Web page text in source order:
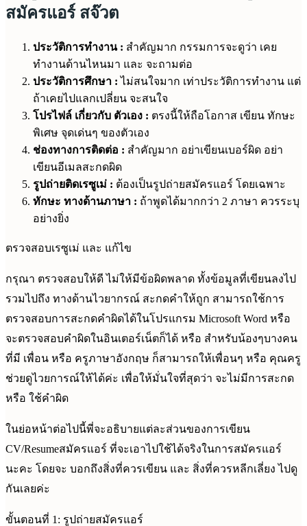
สมัครแอร์ สจ๊วต
ประวัติการทำงาน : สำคัญมาก กรรมการจะดูว่า เคย
ทำงานด้านไหนมา และ จะถามต่อ
ประวัติการศึกษา :ไม่สนใจมาก เท่าประวัติการทำงาน แต่
ถ้าเคยไปแลกเปลี่ยน จะสนใจ
โปรไฟล์ เกี่ยวกับ ตัวเอง : ตรงนี้ให้ถือโอกาส เขียน ทักษะ
พิเศษ จุดเด่นๆ ของตัวเอง
ช่องทางการติดต่อ : สำคัญมาก อย่าเขียนเบอร์ผิด อย่า
เขียนอีเมลสะกดผิด
รูปถ่ายติดเรซูเม่ : ต้องเป็นรูปถ่ายสมัครแอร์ โดยเฉพาะ
ทักษะ ทางด้านภาษา : ถ้าพูดได้มากกว่า 2 ภาษา ควรระบุ
อย่างยิ่ง
ตรวจสอบเรซูเม่ และ แก้ไข
กรุณา ตรวจสอบให้ดี ไม่ให้มีข้อผิดพลาด ทั้งข้อมูลที่เขียนลงไป
รวมไปถึง ทางด้านไวยากรณ์ สะกดคำให้ถูก สามารถใช้การ
ตรวจสอบการสะกดคำผิดได้ในโปรแกรม Microsoft Word หรือ
จะตรวจสอบคำผิดในอินเตอร์เน็ตก็ได้ หรือ สำหรับน้องๆบางคน
ที่มี เพื่อน หรือ ครูภาษาอังกฤษ ก็สามารถให้เพื่อนๆ หรือ คุณครู
ช่วยดูไวยการณ์ให้ได้ค่ะ เพื่อให้มั่นใจที่สุดว่า จะไม่มีการสะกด
หรือ ใช้คำผิด
ในย่อหน้าต่อไปนี้พี่จะอธิบายแต่ละส่วนของการเขียน
CV/Resumeสมัครแอร์ ที่จะเอาไปใช้ได้จริงในการสมัครแอร์
นะคะ โดยจะ บอกถึงสิ่งที่ควรเขียน และ สิ่งที่ควรหลีกเลี่ยง ไปดู
กันเลยค่ะ
ขั้นตอนที่ 1: รูปถ่ายสมัครแอร์